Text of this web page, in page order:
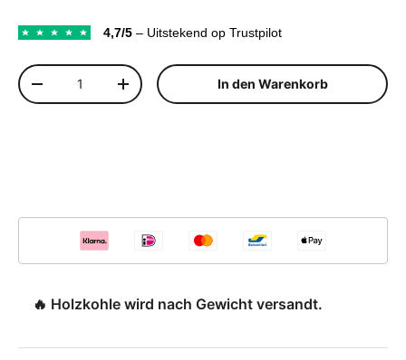
4,7/5 – Uitstekend op Trustpilot
Anzahl
Menge verringernMenge erhöhenIn den Warenkorb
🔥 Holzkohle wird nach Gewicht versandt.